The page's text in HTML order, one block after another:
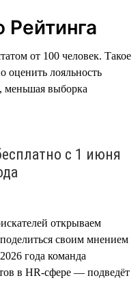
Рейтинга
от 100 человек. Такое
оценить лояльность
меньшая выборка
с 1 июня
открываем
своим мнением
года команда
в HR-сфере — подведёт